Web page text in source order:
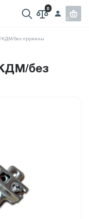
КДМ/без пружины
без